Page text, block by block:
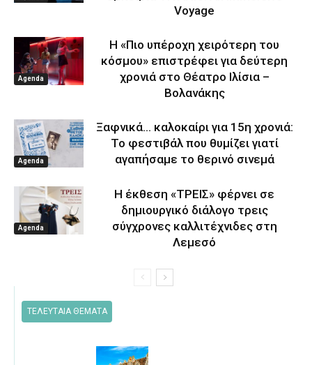
Voyage
Agenda
Η «Πιο υπέροχη χειρότερη του
κόσμου» επιστρέφει για δεύτερη
χρονιά στο Θέατρο Ιλίσια –
Βολανάκης
Agenda
Ξαφνικά… καλοκαίρι για 15η χρονιά:
Το φεστιβάλ που θυμίζει γιατί
αγαπήσαμε το θερινό σινεμά
Agenda
Η έκθεση «ΤΡΕΙΣ» φέρνει σε
δημιουργικό διάλογο τρεις
σύγχρονες καλλιτέχνιδες στη
Λεμεσό
ΤΕΛΕΥΤΑΙΑ ΘΕΜΑΤΑ